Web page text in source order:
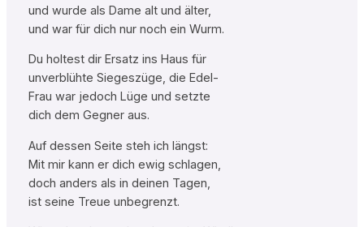
und wurde als Dame alt und älter,
und war für dich nur noch ein Wurm.
Du holtest dir Ersatz ins Haus für
unverblühte Siegeszüge, die Edel-
Frau war jedoch Lüge und setzte
dich dem Gegner aus.
Auf dessen Seite steh ich längst:
Mit mir kann er dich ewig schlagen,
doch anders als in deinen Tagen,
ist seine Treue unbegrenzt.